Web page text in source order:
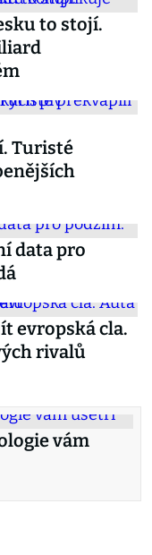
to stojí.
Turisté
data pro
evropská cla.
rivalů
vám